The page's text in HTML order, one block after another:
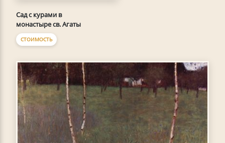
Сад с курами в
монастыре св. Агаты
СТОИМОСТЬ